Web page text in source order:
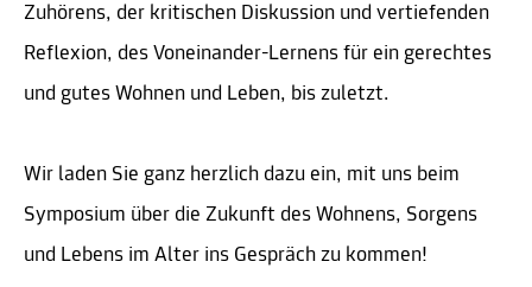
Zuhörens, der kritischen Diskussion und vertiefenden
Reflexion, des Voneinander-Lernens für ein gerechtes
und gutes Wohnen und Leben, bis zuletzt.
Wir laden Sie ganz herzlich dazu ein, mit uns beim
Symposium über die Zukunft des Wohnens, Sorgens
und Lebens im Alter ins Gespräch zu kommen!